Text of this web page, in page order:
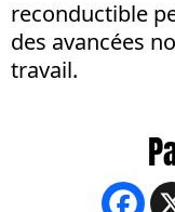
reconductible
des avancées
travail.